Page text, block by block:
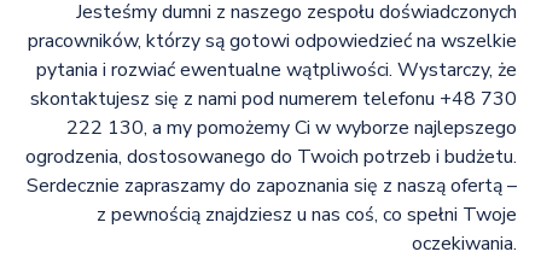
Jesteśmy dumni z naszego zespołu doświadczonych
pracowników, którzy są gotowi odpowiedzieć na wszelkie
pytania i rozwiać ewentualne wątpliwości. Wystarczy, że
skontaktujesz się z nami pod numerem telefonu +48 730
222 130, a my pomożemy Ci w wyborze najlepszego
ogrodzenia, dostosowanego do Twoich potrzeb i budżetu.
Serdecznie zapraszamy do zapoznania się z naszą ofertą –
z pewnością znajdziesz u nas coś, co spełni Twoje
oczekiwania.